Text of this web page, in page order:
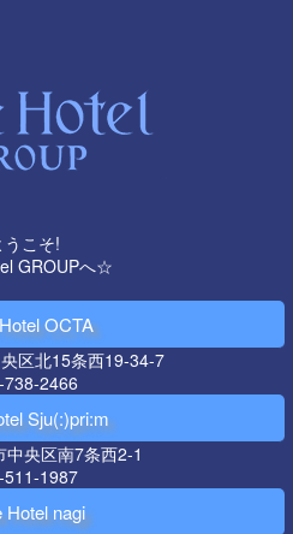
うこそ!
GROUPへ☆
OCTA
区北15条西19-34-7
2466
Sju(:)pri:m
中央区南7条西2-1
511-1987
Hotel nagi